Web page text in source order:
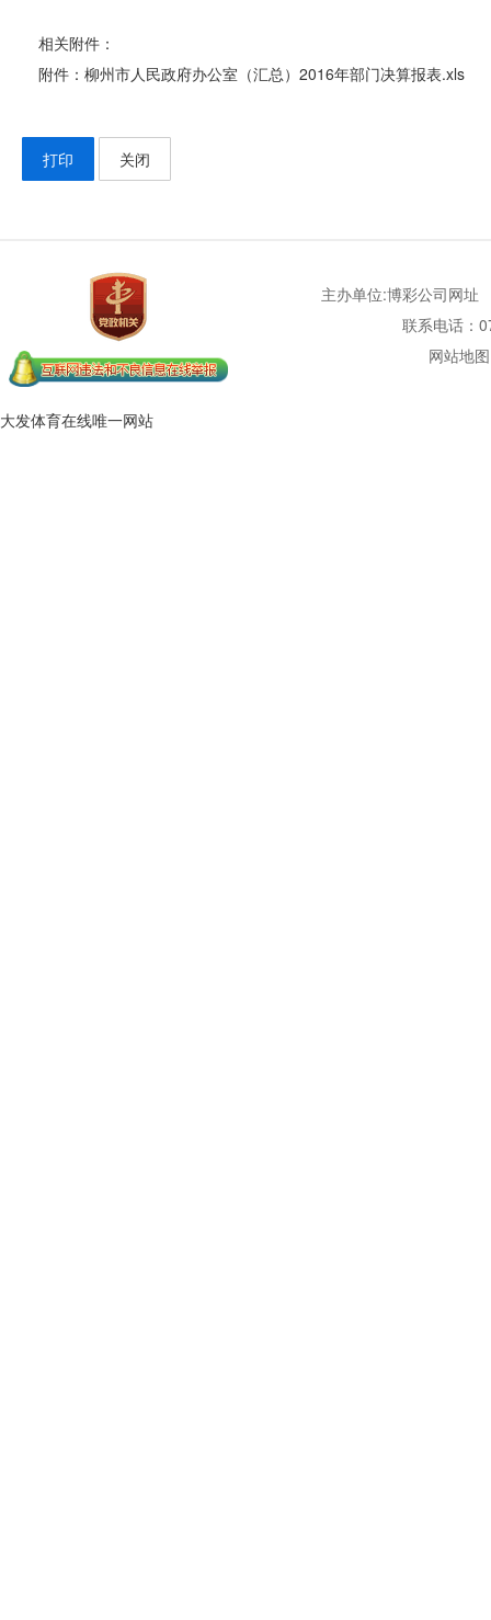
相关附件：
附件：柳州市人民政府办公室（汇总）2016年部门决算报表.xls
打印 关闭
主办单位:博彩公司网址
联系电话：
网站地图
大发体育在线唯一网站